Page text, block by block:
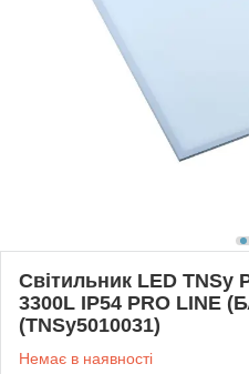
Світильник LED TNSy
3300L IP54 PRO LINE
(TNSy5010031)
Немає в наявності